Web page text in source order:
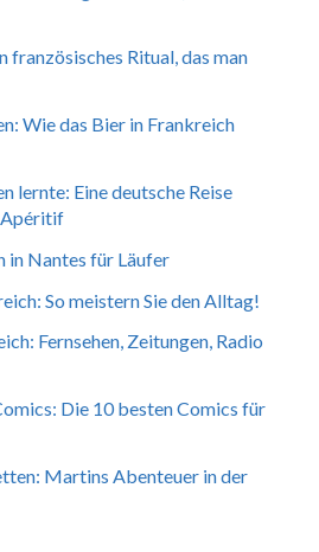
französisches Ritual, das man
Wie das Bier in Frankreich
lernte: Eine deutsche Reise
Apéritif
in Nantes für Läufer
So meistern Sie den Alltag!
Fernsehen, Zeitungen, Radio
Die 10 besten Comics für
Martins Abenteuer in der